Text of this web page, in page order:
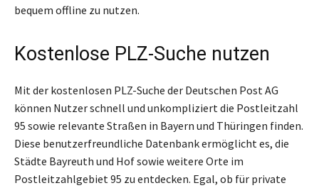
bequem offline zu nutzen.
Kostenlose PLZ-Suche nutzen
Mit der kostenlosen PLZ-Suche der Deutschen Post AG
können Nutzer schnell und unkompliziert die Postleitzahl
95 sowie relevante Straßen in Bayern und Thüringen finden.
Diese benutzerfreundliche Datenbank ermöglicht es, die
Städte Bayreuth und Hof sowie weitere Orte im
Postleitzahlgebiet 95 zu entdecken. Egal, ob für private